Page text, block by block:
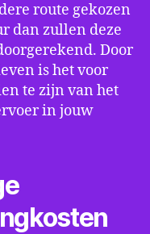
route gekozen
dan zullen deze
Door
is het voor
te zijn van het
in jouw